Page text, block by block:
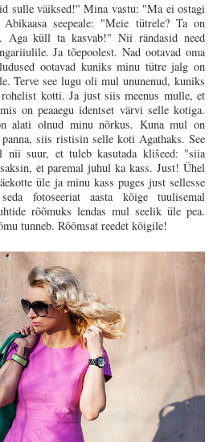
sulle väiksed!" Mina vastu: "Ma ei ostagi
seepeale: "Meie tütrele? Ta on
Aga küll ta kasvab!" Nii rändasid need
Ja tõepoolest. Nad ootavad oma
ootavad kuniks minu tütre jalg on
Terve see lugu oli mul ununenud, kuniks
rohelist kotti. Ja just siis meenus mulle, et
on peaaegu identset värvi selle kotiga.
alati olnud minu nõrkus. Kuna mul on
siis ristisin selle koti Agathaks. See
nii suur, et tuleb kasutada klišeed: "siia
et paremal juhul ka kass. Just! Ühel
üle ja minu kass puges just sellesse
fotoseeriat aasta kõige tuulisemal
rõõmuks lendas mul seelik üle pea.
tunneb. Rõõmsat reedet kõigile!